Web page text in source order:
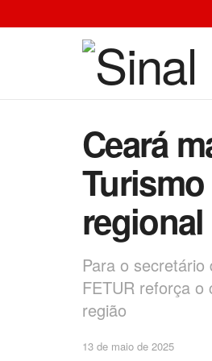
Ceará
regional
Para o
FETUR reforça
região
13 de maio de 2025